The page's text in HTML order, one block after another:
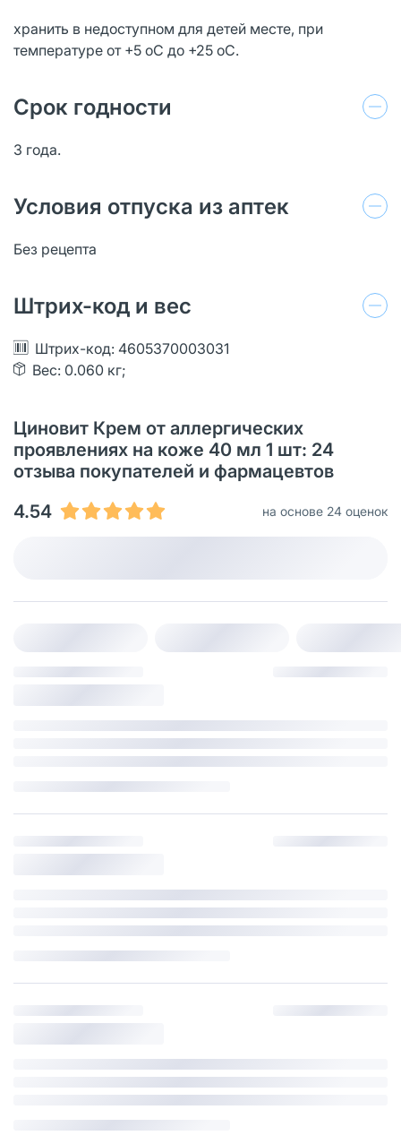
хранить в недоступном для детей месте, при
температуре от +5 оС до +25 оС.
Срок годности
3 года.
Условия отпуска из аптек
Без рецепта
Штрих-код и вес
Штрих-код: 4605370003031
Вес: 0.060 кг;
Циновит Крем от аллергических
проявлениях на коже 40 мл 1 шт: 24
отзыва покупателей и фармацевтов
4.54
на основе 24 оценок